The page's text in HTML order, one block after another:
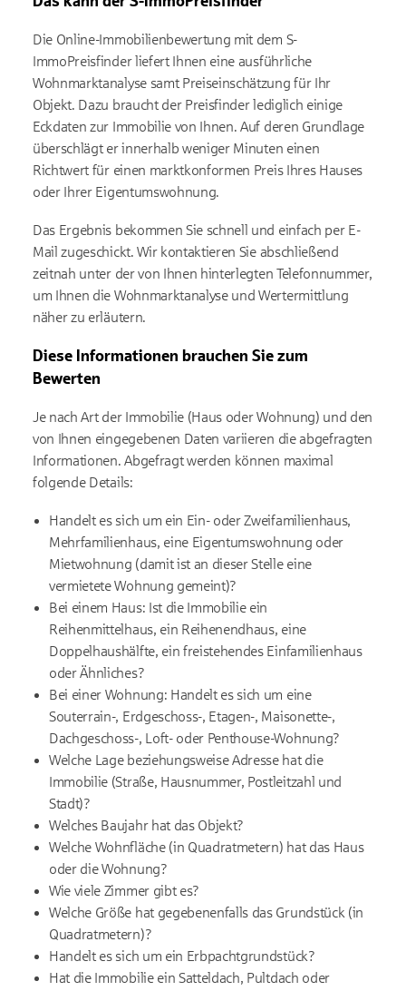
Die Online-Immobilienbewertung mit dem S-
ImmoPreisfinder liefert Ihnen eine ausführliche
Wohnmarktanalyse samt Preiseinschätzung für Ihr
Objekt. Dazu braucht der Preisfinder lediglich einige
Eckdaten zur Immobilie von Ihnen. Auf deren Grundlage
überschlägt er innerhalb weniger Minuten einen
Richtwert für einen marktkonformen Preis Ihres Hauses
oder Ihrer Eigentumswohnung.
Das Ergebnis bekommen Sie schnell und einfach per E-
Mail zugeschickt. Wir kontaktieren Sie abschließend
zeitnah unter der von Ihnen hinterlegten Telefonnummer,
um Ihnen die Wohnmarktanalyse und Wertermittlung
näher zu erläutern.
Diese Informationen brauchen Sie zum
Bewerten
Je nach Art der Immobilie (Haus oder Wohnung) und den
von Ihnen eingegebenen Daten variieren die abgefragten
Informationen. Abgefragt werden können maximal
folgende Details:
Handelt es sich um ein Ein- oder Zweifamilienhaus,
Mehrfamilienhaus, eine Eigentumswohnung oder
Mietwohnung (damit ist an dieser Stelle eine
vermietete Wohnung gemeint)?
Bei einem Haus: Ist die Immobilie ein
Reihenmittelhaus, ein Reihenendhaus, eine
Doppelhaushälfte, ein freistehendes Einfamilienhaus
oder Ähnliches?
Bei einer Wohnung: Handelt es sich um eine
Souterrain-, Erdgeschoss-, Etagen-, Maisonette-,
Dachgeschoss-, Loft- oder Penthouse-Wohnung?
Welche Lage beziehungsweise Adresse hat die
Immobilie (Straße, Hausnummer, Postleitzahl und
Stadt)?
Welches Baujahr hat das Objekt?
Welche Wohnfläche (in Quadratmetern) hat das Haus
oder die Wohnung?
Wie viele Zimmer gibt es?
Welche Größe hat gegebenenfalls das Grundstück (in
Quadratmetern)?
Handelt es sich um ein Erbpachtgrundstück?
Hat die Immobilie ein Satteldach, Pultdach oder